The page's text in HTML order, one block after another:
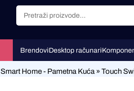
BrendoviDesktop računari
Smart Home - Pametna Kuća » Touch